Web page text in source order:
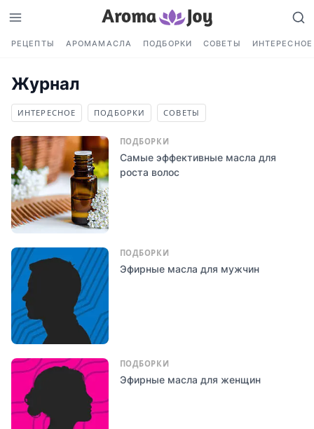
РЕЦЕПТЫ АРОМАМАСЛА ПОДБОРКИ СОВЕТЫ ИНТЕРЕСНОЕ
Журнал
ИНТЕРЕСНОЕ ПОДБОРКИ СОВЕТЫ
ПОДБОРКИ
Самые эффективные масла для
роста волос
ПОДБОРКИ
Эфирные масла для мужчин
ПОДБОРКИ
Эфирные масла для женщин